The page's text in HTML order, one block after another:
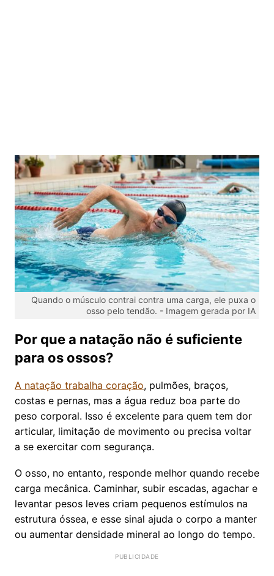
Quando o músculo contrai contra uma carga, ele puxa o
osso pelo tendão. - Imagem gerada por IA
Por que a natação não é suficiente
para os ossos?
A natação trabalha coração, pulmões, braços,
costas e pernas, mas a água reduz boa parte do
peso corporal. Isso é excelente para quem tem dor
articular, limitação de movimento ou precisa voltar
a se exercitar com segurança.
O osso, no entanto, responde melhor quando recebe
carga mecânica. Caminhar, subir escadas, agachar e
levantar pesos leves criam pequenos estímulos na
estrutura óssea, e esse sinal ajuda o corpo a manter
ou aumentar densidade mineral ao longo do tempo.